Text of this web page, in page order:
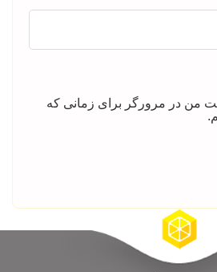
من در مرورگر برای زمانی که